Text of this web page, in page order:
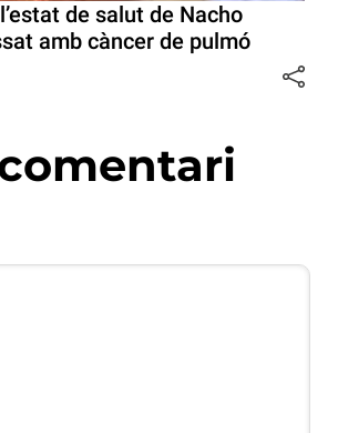
de salut de Nacho
amb càncer de pulmó